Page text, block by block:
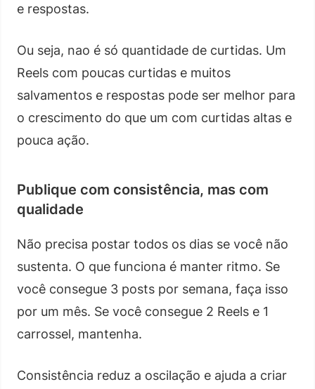
e respostas.
Ou seja, nao é só quantidade de curtidas. Um
Reels com poucas curtidas e muitos
salvamentos e respostas pode ser melhor para
o crescimento do que um com curtidas altas e
pouca ação.
Publique com consistência, mas com
qualidade
Não precisa postar todos os dias se você não
sustenta. O que funciona é manter ritmo. Se
você consegue 3 posts por semana, faça isso
por um mês. Se você consegue 2 Reels e 1
carrossel, mantenha.
Consistência reduz a oscilação e ajuda a criar